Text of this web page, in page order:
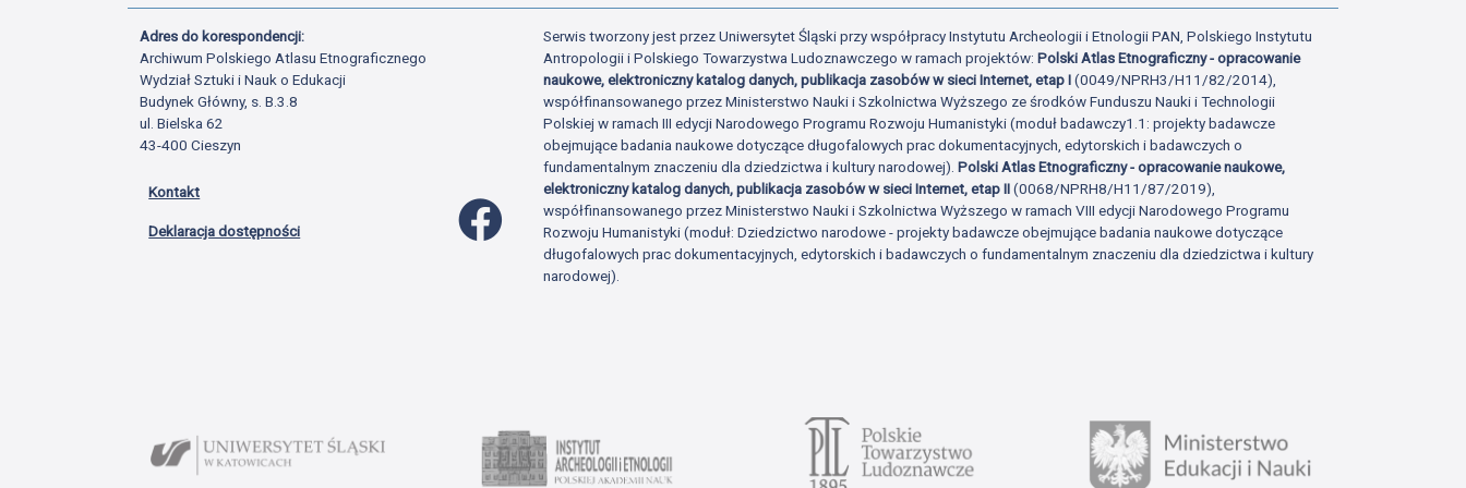
Adres do korespondencji:
Archiwum Polskiego Atlasu Etnograficznego
Wydział Sztuki i Nauk o Edukacji
Budynek Główny, s. B.3.8
ul. Bielska 62
43-400 Cieszyn
Kontakt
Deklaracja dostępności
Profil Facebook
Serwis tworzony jest przez Uniwersytet Śląski przy współpracy Instytutu Archeologii i Etnologii PAN, Polskiego Instytutu
Antropologii i Polskiego Towarzystwa Ludoznawczego w ramach projektów:Polski Atlas Etnograficzny - opracowanie
naukowe, elektroniczny katalog danych, publikacja zasobów w sieci Internet, etap I(0049/NPRH3/H11/82/2014),
współfinansowanego przez Ministerstwo Nauki i Szkolnictwa Wyższego ze środków Funduszu Nauki i Technologii
Polskiej w ramach III edycji Narodowego Programu Rozwoju Humanistyki (moduł badawczy1.1: projekty badawcze
obejmujące badania naukowe dotyczące długofalowych prac dokumentacyjnych, edytorskich i badawczych o
fundamentalnym znaczeniu dla dziedzictwa i kultury narodowej).Polski Atlas Etnograficzny - opracowanie naukowe,
elektroniczny katalog danych, publikacja zasobów w sieci Internet, etap II(0068/NPRH8/H11/87/2019),
współfinansowanego przez Ministerstwo Nauki i Szkolnictwa Wyższego w ramach VIII edycji Narodowego Programu
Rozwoju Humanistyki (moduł: Dziedzictwo narodowe - projekty badawcze obejmujące badania naukowe dotyczące
długofalowych prac dokumentacyjnych, edytorskich i badawczych o fundamentalnym znaczeniu dla dziedzictwa i kultury
narodowej).